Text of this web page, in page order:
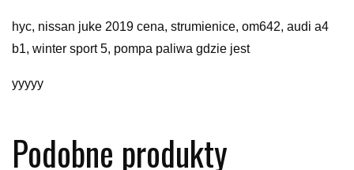
hyc, nissan juke 2019 cena, strumienice, om642, audi a4
b1, winter sport 5, pompa paliwa gdzie jest
yyyyy
Podobne produkty